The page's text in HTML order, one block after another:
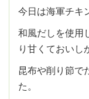
今日は海軍チキ
和風だしを使用
り甘くておいし
昆布や削り節で
た。